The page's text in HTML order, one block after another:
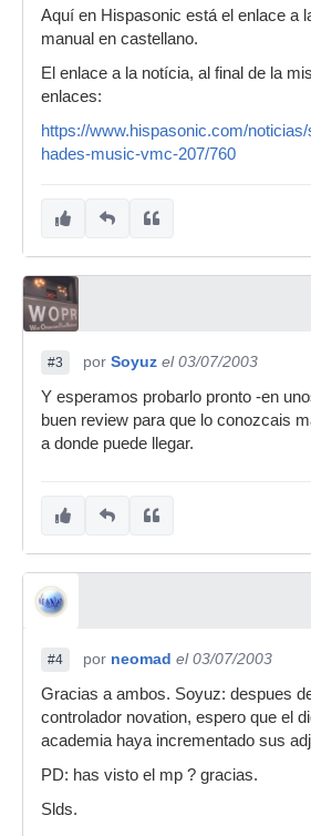
Aquí en Hispasonic está el enlace a
manual en castellano.
El enlace a la notícia, al final de la
enlaces:
https://www.hispasonic.com/
hades-music-vmc-207/760
#3 por Soyuz el 03/07/2003
Y esperamos probarlo pronto -en
buen review para que lo conozcais
a donde puede llegar.
#4 por neomad el 03/07/2003
Gracias a ambos. Soyuz: despues
controlador novation, espero que el
academia haya incrementado sus
PD: has visto el mp ? gracias.
Slds.